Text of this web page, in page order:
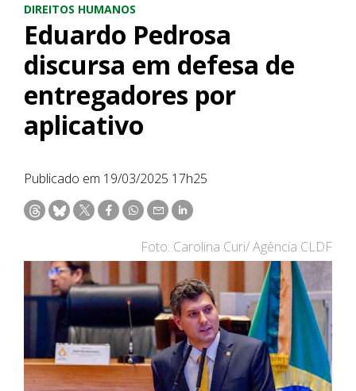
DIREITOS HUMANOS
Eduardo Pedrosa
discursa em defesa de
entregadores por
aplicativo
Publicado em 19/03/2025 17h25
Foto: Carolina Curi/ Agência CLDF